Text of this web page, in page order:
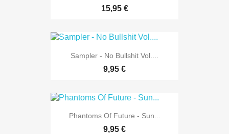
15,95 €
Sampler - No Bullshit Vol....
9,95 €
Phantoms Of Future - Sun...
9,95 €